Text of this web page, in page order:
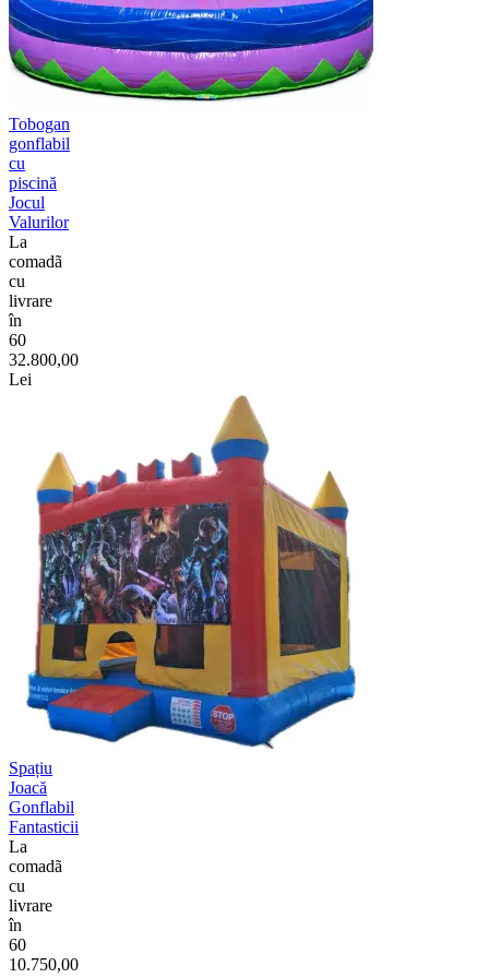
Tobogan
gonflabil
cu
piscină
Jocul
Valurilor
La
comadã
cu
livrare
în
60
32.800,00
Lei
Spațiu
Joacă
Gonflabil
Fantasticii
La
comadã
cu
livrare
în
60
10.750,00